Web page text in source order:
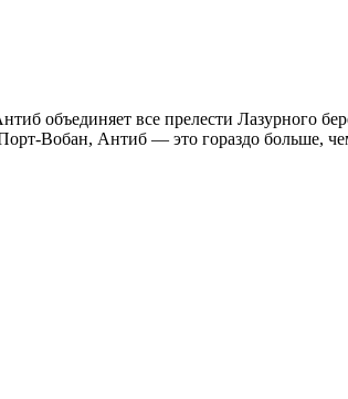
все прелести Лазурного
Вобан, Антиб — это гораздо больше,